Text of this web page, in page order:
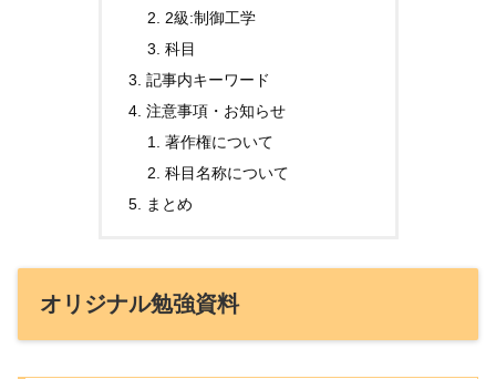
2級:制御工学
科目
記事内キーワード
注意事項・お知らせ
著作権について
科目名称について
まとめ
オリジナル勉強資料